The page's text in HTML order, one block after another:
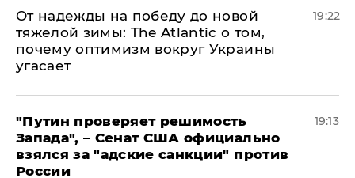
От надежды на победу до новой
тяжелой зимы: The Atlantic о том,
почему оптимизм вокруг Украины
угасает
19:22
"Путин проверяет решимость
Запада", – Сенат США официально
взялся за "адские санкции" против
России
19:13